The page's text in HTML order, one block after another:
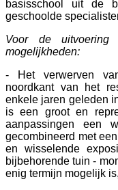
basisschool uit de
geschoolde
Voor de
mogelijkheden:
- Het verwerven
noordkant van het
enkele jaren geleden
is een groot en
aanpassingen een
gecombineerd met
en wisselende
bijbehorende tuin -
enig termijn mogelijk